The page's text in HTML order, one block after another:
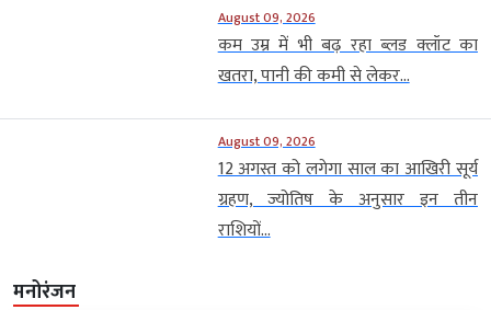
August 09, 2026
कम उम्र में भी बढ़ रहा ब्लड क्लॉट का
खतरा, पानी की कमी से लेकर...
August 09, 2026
12 अगस्त को लगेगा साल का आखिरी सूर्य
ग्रहण, ज्योतिष के अनुसार इन तीन
राशियों...
मनोरंजन